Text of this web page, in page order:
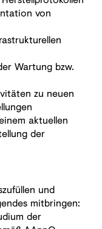
von
Wartung bzw.
zu neuen
aktuellen
der
und
mitbringen:
der